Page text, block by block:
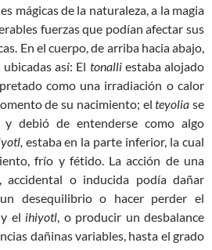
mágicas de la naturaleza, a la magia
fuerzas que podían afectar sus
En el cuerpo, de arriba hacia abajo,
así: El tonalliestaba alojado
como una irradiación o calor
de su nacimiento; elteyolia se
debió de entenderse como algo
estaba en la parte inferior, la cual
frío y fétido. La acción de una
accidental o inducida podía dañar
desequilibrio o hacer perder el
el ihiyotl , o producir un desbalance
dañinas variables, hasta el grado